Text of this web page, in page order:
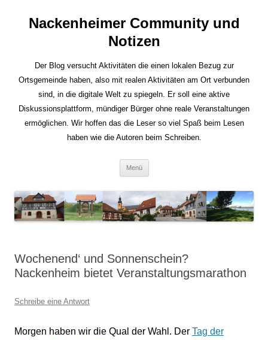
Nackenheimer Community und
Notizen
Der Blog versucht Aktivitäten die einen lokalen Bezug zur
Ortsgemeinde haben, also mit realen Aktivitäten am Ort verbunden
sind, in die digitale Welt zu spiegeln. Er soll eine aktive
Diskussionsplattform, mündiger Bürger ohne reale Veranstaltungen
ermöglichen. Wir hoffen das die Leser so viel Spaß beim Lesen
haben wie die Autoren beim Schreiben.
Menü
Wochenend‘ und Sonnenschein?
Nackenheim bietet Veranstaltungsmarathon
Schreibe eine Antwort
Morgen haben wir die Qual der Wahl. Der Tag der